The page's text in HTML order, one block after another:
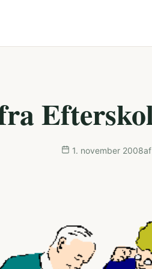
1. november 2008af